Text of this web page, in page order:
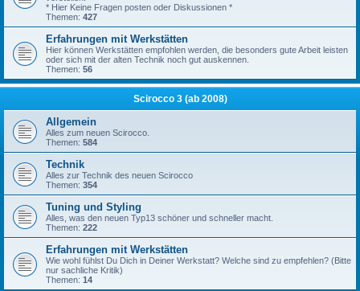
* Hier Keine Fragen posten oder Diskussionen *
Themen: 427
Erfahrungen mit Werkstätten
Hier können Werkstätten empfohlen werden, die besonders gute Arbeit leisten
oder sich mit der alten Technik noch gut auskennen.
Themen: 56
Scirocco 3 (ab 2008)
Allgemein
Alles zum neuen Scirocco.
Themen: 584
Technik
Alles zur Technik des neuen Scirocco
Themen: 354
Tuning und Styling
Alles, was den neuen Typ13 schöner und schneller macht.
Themen: 222
Erfahrungen mit Werkstätten
Wie wohl fühlst Du Dich in Deiner Werkstatt? Welche sind zu empfehlen? (Bitte
nur sachliche Kritik)
Themen: 14